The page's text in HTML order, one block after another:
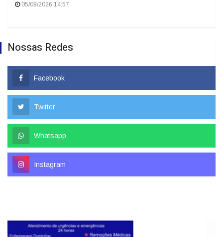
05/08/2026 14:57
Nossas Redes
Facebook
Twitter
Whatsapp
Instagram